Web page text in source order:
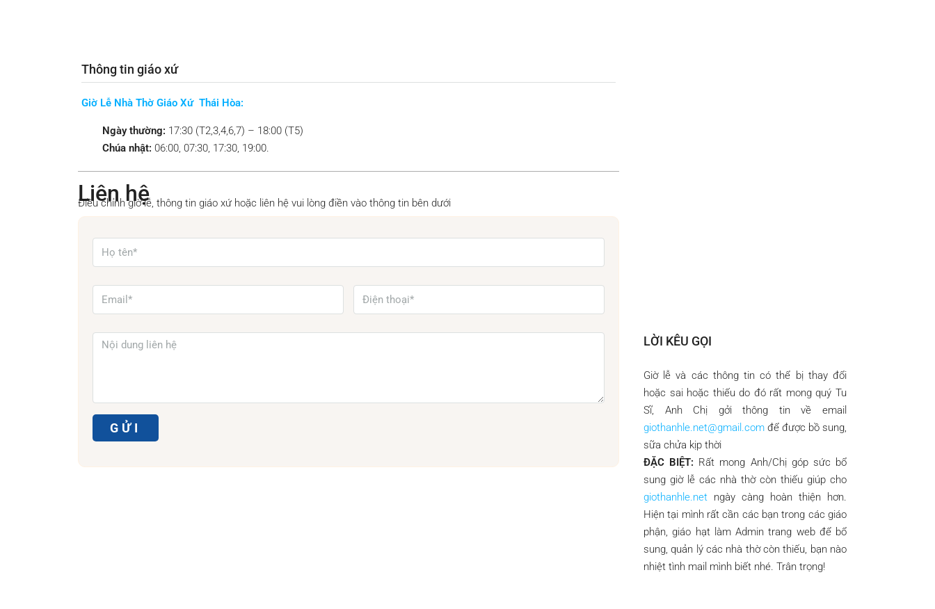
Thông tin giáo xứ
Giờ Lễ Nhà Thờ Giáo Xứ Thái Hòa:
Ngày thường: 17:30 (T2,3,4,6,7) – 18:00 (T5)
Chúa nhật: 06:00, 07:30, 17:30, 19:00.
Liên hệ
Điều chỉnh giờ lễ, thông tin giáo xứ hoặc liên hệ vui lòng điền vào thông tin bên dưới
LỜI KÊU GỌI
Giờ lễ và các thông tin có thể bị thay đổi
hoặc sai hoặc thiếu do đó rất mong quý Tu
Sĩ, Anh Chị gởi thông tin về email
giothanhle.net@gmail.com để được bồ sung,
sữa chửa kịp thời
ĐẶC BIỆT: Rất mong Anh/Chị góp sức bổ
sung giờ lễ các nhà thờ còn thiếu giúp cho
giothanhle.net ngày càng hoàn thiện hơn.
Hiện tại mình rất cần các bạn trong các giáo
phận, giáo hạt làm Admin trang web để bổ
sung, quản lý các nhà thờ còn thiếu, bạn nào
nhiệt tình mail mình biết nhé. Trân trọng!